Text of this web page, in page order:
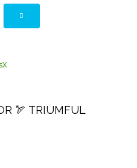
🏹 TRIUMFUL